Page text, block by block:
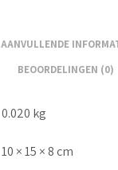
AANVULLENDE
BEOORDELINGEN (0)
0.020 kg
10 × 15 × 8 cm